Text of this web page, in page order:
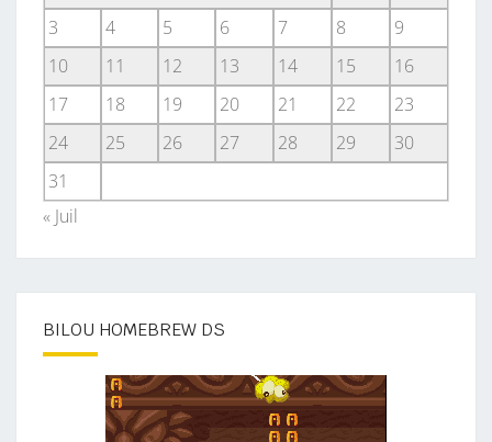
3
4 5 6 7 8
9
10
11 12 13 14 15
16
17
18 19 20 21 22
23
24
25 26 27 28 29
30
31
« Juil
BILOU HOMEBREW DS